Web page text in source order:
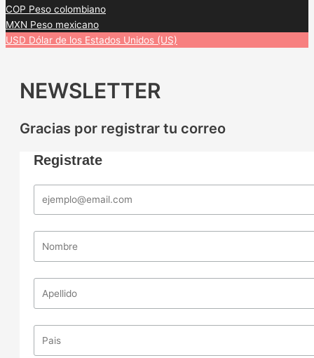
COP Peso colombiano
MXN Peso mexicano
USD Dólar de los Estados Unidos (US)
NEWSLETTER
Gracias por registrar tu correo
Registrate